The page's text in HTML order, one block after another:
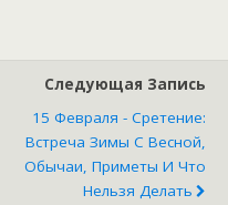
Следующая Запись
15 Февраля - Сретение:
Встреча Зимы С Весной,
Обычаи, Приметы И Что
Нельзя Делать